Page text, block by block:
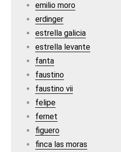
emilio moro
erdinger
estrella galicia
estrella levante
fanta
faustino
faustino vii
felipe
fernet
figuero
finca las moras